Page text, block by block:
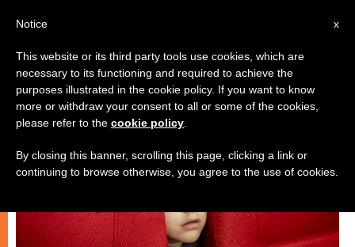
الكنيسة والعالم
x
Notice
This website or its third party tools use cookies, which are
necessary to its functioning and required to achieve the
purposes illustrated in the cookie policy. If you want to know
more or withdraw your consent to all or some of the cookies,
please refer to the cookie policy
By closing this banner, scrolling this page, clicking a link or
continuing to browse otherwise, you agree to the use of cookies.